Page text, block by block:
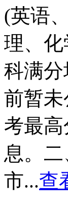
(英语
理、
科满
前暂
考最
息。
市...查